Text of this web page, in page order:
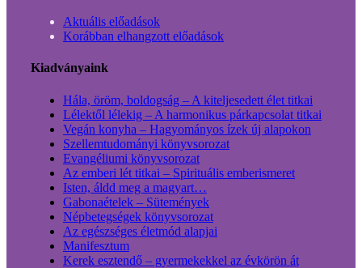
Aktuális előadások
Korábban elhangzott előadások
Kiadványaink
Hála, öröm, boldogság – A kiteljesedett élet titkai
Lélektől lélekig – A harmonikus párkapcsolat titkai
Vegán konyha – Hagyományos ízek új alapokon
Szellemtudományi könyvsorozat
Evangéliumi könyvsorozat
Az emberi lét titkai – Spirituális emberismeret
Isten, áldd meg a magyart…
Gabonaételek – Sütemények
Népbetegségek könyvsorozat
Az egészséges életmód alapjai
Manifesztum
Kerek esztendő – gyermekekkel az évkörön át